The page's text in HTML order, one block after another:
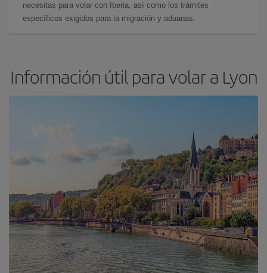
necesitas para volar con Iberia, así como los trámites
específicos exigidos para la migración y aduanas.
Información útil para volar a Lyon